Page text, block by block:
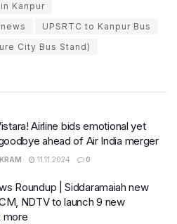
Kanpur
UPSRTC to Kanpur Bus
City Bus Stand)
Airline bids emotional yet
ahead of Air India merger
11.11.2024 0
Roundup | Siddaramaiah new
NDTV to launch 9 new
more